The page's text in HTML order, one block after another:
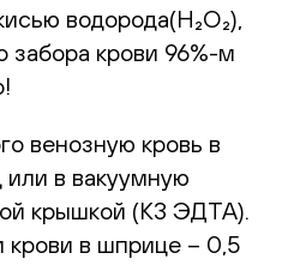
водорода(H₂O₂),
забора крови 96%-м
венозную кровь в
в вакуумную
крышкой (К3 ЭДТА).
в шприце – 0,5